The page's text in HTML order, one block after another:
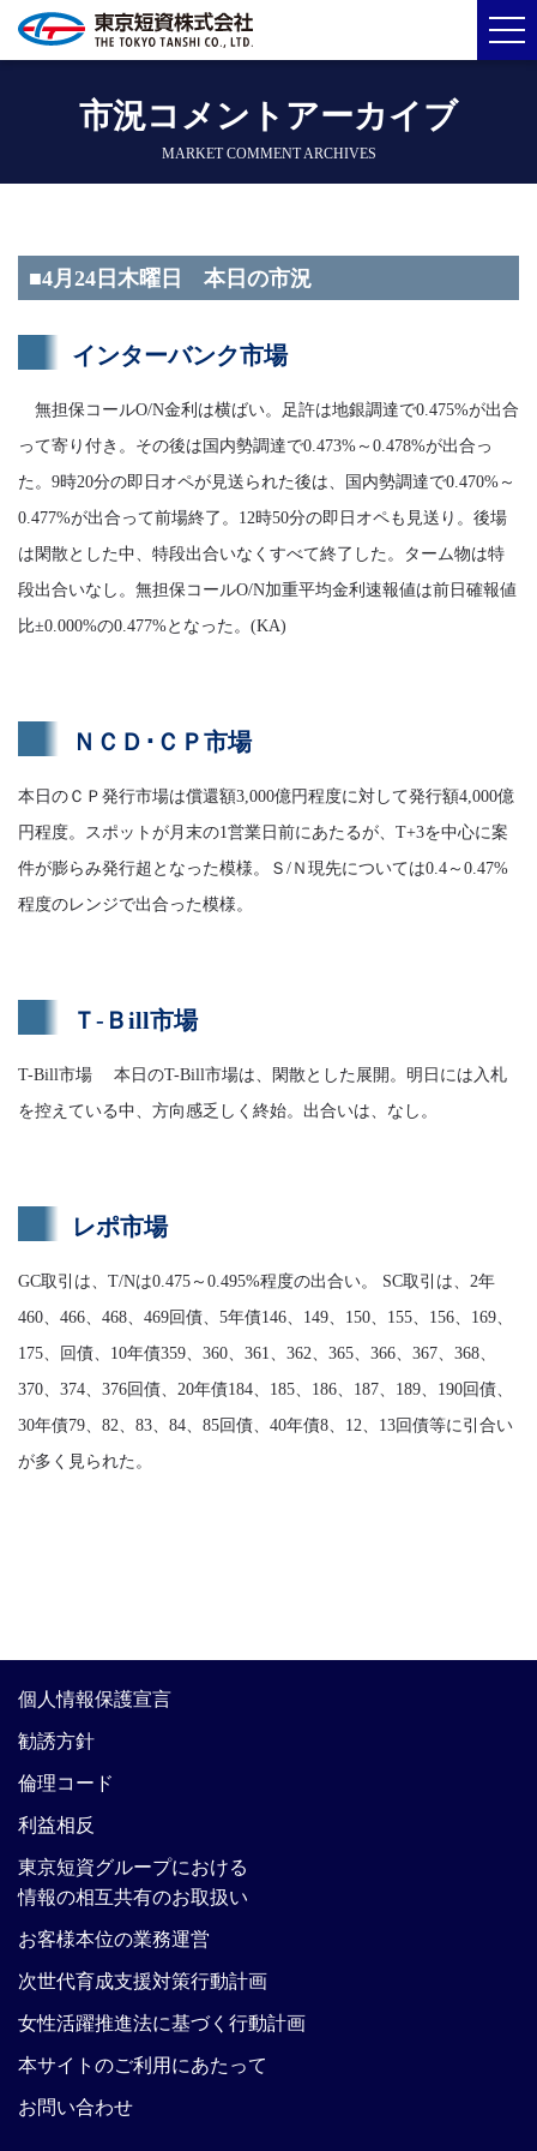
市況コメントアーカイブ
MARKET COMMENT ARCHIVES
■4月24日木曜日 本日の市況
インターバンク市場
無担保コールO/N金利は横ばい。足許は地銀調達で0.475%が出合
って寄り付き。その後は国内勢調達で0.473%～0.478%が出合っ
た。9時20分の即日オペが見送られた後は、国内勢調達で0.470%～
0.477%が出合って前場終了。12時50分の即日オペも見送り。後場
は閑散とした中、特段出合いなくすべて終了した。ターム物は特
段出合いなし。無担保コールO/N加重平均金利速報値は前日確報値
比±0.000%の0.477%となった。(KA)
ＮＣＤ･ＣＰ市場
本日のＣＰ発行市場は償還額3,000億円程度に対して発行額4,000億
円程度。スポットが月末の1営業日前にあたるが、T+3を中心に案
件が膨らみ発行超となった模様。Ｓ/Ｎ現先については0.4～0.47%
程度のレンジで出合った模様。
Ｔ-Ｂill市場
T-Bill市場 本日のT-Bill市場は、閑散とした展開。明日には入札
を控えている中、方向感乏しく終始。出合いは、なし。
レポ市場
GC取引は、T/Nは0.475～0.495%程度の出合い。 SC取引は、2年
460、466、468、469回債、5年債146、149、150、155、156、169、
175、回債、10年債359、360、361、362、365、366、367、368、
370、374、376回債、20年債184、185、186、187、189、190回債、
30年債79、82、83、84、85回債、40年債8、12、13回債等に引合い
が多く見られた。
個人情報保護宣言
勧誘方針
倫理コード
利益相反
東京短資グループにおける
情報の相互共有のお取扱い
お客様本位の業務運営
次世代育成支援対策行動計画
女性活躍推進法に基づく行動計画
本サイトのご利用にあたって
お問い合わせ